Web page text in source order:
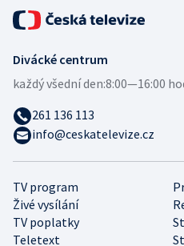
TV program
Živé vysílání
TV poplatky
Teletext
Divácké centrum
každý všední den:8:00—16:00
261 136 113
info@ceskatelevize.cz